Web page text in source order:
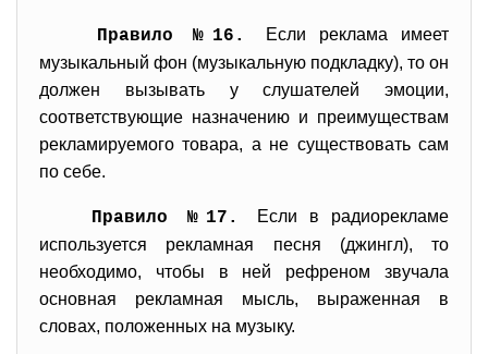
Правило №16.
Если реклама имеет
музыкальный фон (музыкальную подкладку), то он
должен вызывать у слушателей эмоции,
соответствующие назначению и преимуществам
рекламируемого товара, а не существовать сам
по себе.
Правило №17.
Если в радиорекламе
используется рекламная песня (джингл), то
необходимо, чтобы в ней рефреном звучала
основная рекламная мысль, выраженная в
словах, положенных на музыку.